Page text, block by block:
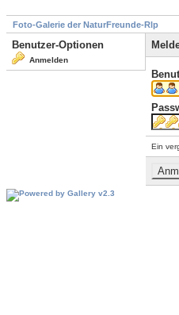
Foto-Galerie der NaturFreunde-Rlp
Benutzer-Optionen
Anmelden
Ein